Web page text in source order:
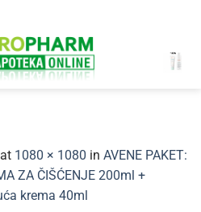
at 1080 × 1080 in AVENE PAKET:
ZA ČIŠĆENJE 200ml +
krema 40ml